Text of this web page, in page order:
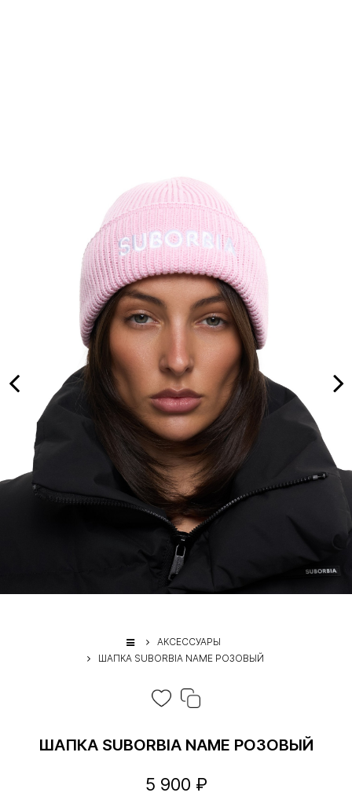
АКСЕССУАРЫ
ШАПКА SUBORBIA NAME РОЗОВЫЙ
ШАПКА SUBORBIA NAME РОЗОВЫЙ
5 900 ₽